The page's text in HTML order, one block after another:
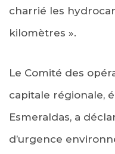
charrié les
kilomètres ».
Le Comité des
capitale régionale,
Esmeraldas, a
d’urgence